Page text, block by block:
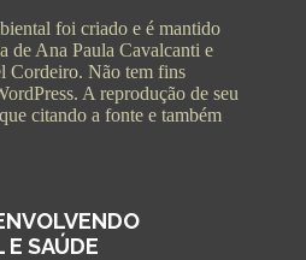
foi criado e é mantido
de Ana Paula Cavalcanti e
Cordeiro. Não tem fins
A reprodução de seu
citando a fonte e também
SAÚDE